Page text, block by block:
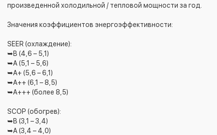
произведенной холодильной / тепловой мощности за год.
Значения коэффициентов энергоэффективности:
SEER (охлаждение):
➥B (4,6 – 5,1)
➥A (5,1 – 5,6)
➥А+ (5,6 – 6,1)
➥А++ (6,1 – 8,5)
➥A+++ (более 8,5)
SCOP (обогрев):
➥B (3,1 – 3,4)
➥A (3,4 – 4,0)